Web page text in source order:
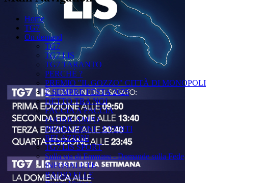
Home
TG7
On demand
TG7
TG7 LIS
TG7 TARANTO
PERCHÉ ?
PREMIO "IL GOZZO" CITTÀ DI MONOPOLI
È SEMPRE FESTA 2025
DETTO TRA NOI
FACCIA A FACCIA
FUORICAMPO
PRODUZIONI - EVENTI
RELAZIONI
TG7 LIS SPORT
Sulla via di Emmaus - Domande sulla Fede
INFOSALUTE
RADIO ELLE